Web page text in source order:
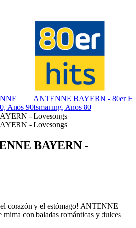
Años 90
ANTENNE BAYERN - 80er
Ismaning, Años 80
- Lovesongs
- Lovesongs
BAYERN -
el corazón y el estómago! ANTENNE
con baladas románticas y dulces